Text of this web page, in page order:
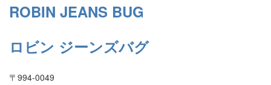
ROBIN JEANS BUG
ロビン ジーンズバグ
〒994-0049